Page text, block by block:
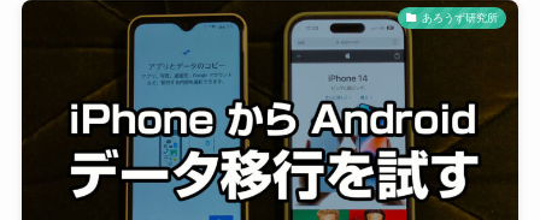
あろうず研究所